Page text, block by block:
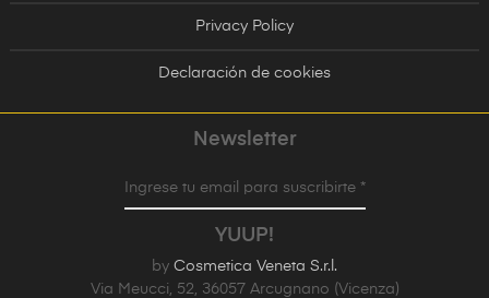
Privacy Policy
Declaración de cookies
Newsletter
Ingrese tu email para suscribirte *
YUUP!
by Cosmetica Veneta S.r.l.
Via Meucci, 52, 36057 Arcugnano (Vicenza)